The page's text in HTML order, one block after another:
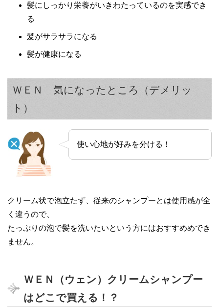
髪にしっかり栄養がいきわたっているのを実感でき
る
髪がサラサラになる
髪が健康になる
ＷＥＮ 気になったところ（デメリッ
ト）
使い心地が好みを分ける！
クリーム状で泡立たず、従来のシャンプーとは使用感が全
く違うので、
たっぷりの泡で髪を洗いたいという方にはおすすめめでき
ません。
ＷＥＮ（ウェン）クリームシャンプー
はどこで買える！？